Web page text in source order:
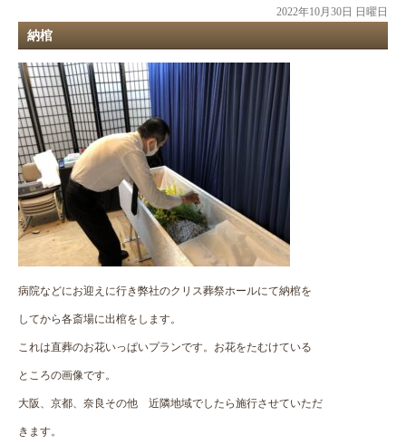
2022年10月30日 日曜日
納棺
病院などにお迎えに行き弊社のクリス葬祭ホールにて納棺を
してから各斎場に出棺をします。
これは直葬のお花いっぱいプランです。お花をたむけている
ところの画像です。
大阪、京都、奈良その他 近隣地域でしたら施行させていただ
きます。